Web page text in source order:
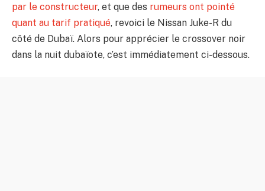
par le constructeur, et que des rumeurs ont pointé
quant au tarif pratiqué, revoici le Nissan Juke-R du
côté de Dubaï. Alors pour apprécier le crossover noir
dans la nuit dubaïote, c’est immédiatement ci-dessous.